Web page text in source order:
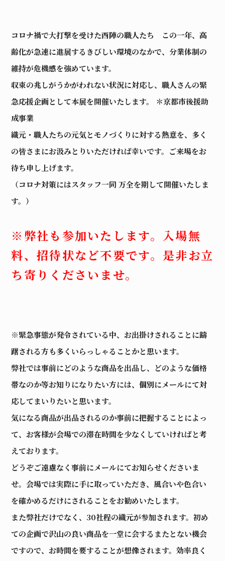
コロナ禍で大打撃を受けた西陣の職人たち この一年、高
齢化が急速に進展するきびしい環境のなかで、分業体制の
維持が危機感を強めています。
収束の兆しがうかがわれない状況に対応し、職人さんの緊
急応援企画として本展を開催いたします。 ＊京都市後援助
成事業
織元・職人たちの元気とモノづくりに対する熱意を、多く
の皆さまにお汲みとりいただければ幸いです。ご来場をお
待ち申し上げます。
（コロナ対策にはスタッフ一同 万全を期して開催いたしま
す。）
※弊社も参加いたします。入場無
料、招待状など不要です。是非お立
ち寄りくださいませ。
※緊急事態が発令されている中、お出掛けされることに躊
躇される方も多くいらっしゃることかと思います。
弊社では事前にどのような商品を出品し、どのような価格
帯なのか等お知りになりたい方には、個別にメールにて対
応してまいりたいと思います。
気になる商品が出品されるのか事前に把握することによっ
て、お客様が会場での滞在時間を少なくしていければと考
えております。
どうぞご遠慮なく事前にメールにてお知らせくださいま
せ。会場では実際に手に取っていただき、風合いや色合い
を確かめるだけにされることをお勧めいたします。
また弊社だけでなく、30社程の織元が参加されます。初め
ての企画で沢山の良い商品を一堂に会するまたとない機会
ですので、お時間を要することが想像されます。効率良く